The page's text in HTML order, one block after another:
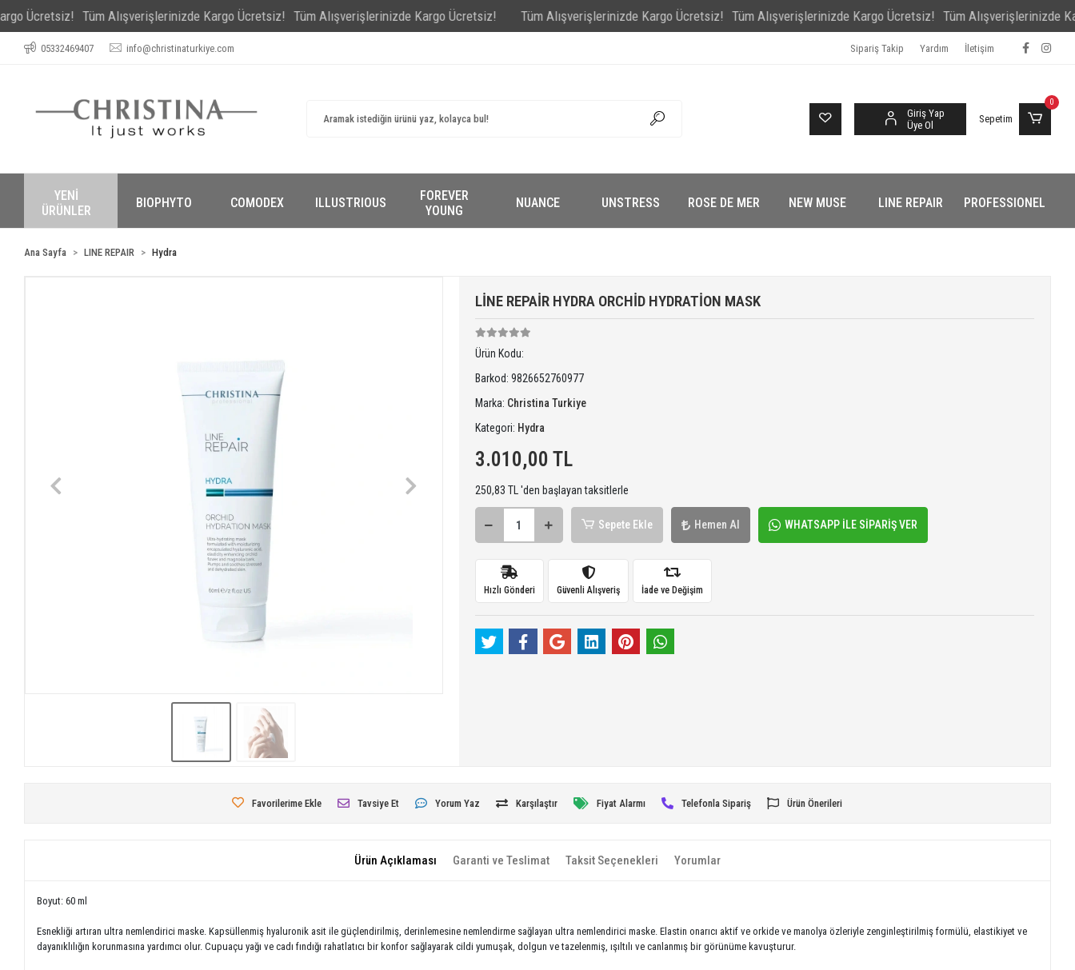
Tüm Alışverişlerinizde Kargo Ücretsiz! Tüm Alışverişlerinizde Kargo Ücretsiz! Tüm Alışverişlerinizde Kargo Ücretsiz! Tüm Alışverişlerinizde Kargo Ücretsiz! Tüm Alışverişlerinizde Kargo
05332469407 info@christinaturkiye.com Sipariş Takip Yardım İletişim
Giriş Yap
Üye Ol
Sepetim
0
YENİ
ÜRÜNLER
BIOPHYTO COMODEX ILLUSTRIOUS
FOREVER
YOUNG
NUANCE UNSTRESS ROSE DE MER NEW MUSE LINE REPAIR PROFESSIONEL
Ana Sayfa LINE REPAIR Hydra
LİNE REPAİR HYDRA ORCHİD HYDRATİON MASK
Ürün Kodu:
Barkod: 9826652760977
Marka: Christina Turkiye
Kategori: Hydra
3.010,00 TL
250,83 TL 'den başlayan taksitlerle
Sepete Ekle Hemen Al WHATSAPP İLE SİPARİŞ VER
Hızlı Gönderi Güvenli Alışveriş İade ve Değişim
Favorilerime Ekle Tavsiye Et Yorum Yaz Karşılaştır Fiyat Alarmı Telefonla Sipariş Ürün Önerileri
Ürün Açıklaması Garanti ve Teslimat Taksit Seçenekleri Yorumlar
Boyut: 60 ml
Esnekliği artıran ultra nemlendirici maske. Kapsüllenmiş hyaluronik asit ile güçlendirilmiş, derinlemesine nemlendirme sağlayan ultra nemlendirici maske. Elastin onarıcı aktif ve orkide ve manolya özleriyle zenginleştirilmiş formülü, elastikiyet ve
dayanıklılığın korunmasına yardımcı olur. Cupuaçu yağı ve cadı fındığı rahatlatıcı bir konfor sağlayarak cildi yumuşak, dolgun ve tazelenmiş, ışıltılı ve canlanmış bir görünüme kavuşturur.